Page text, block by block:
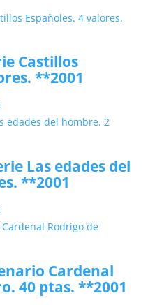
Castillos
**2001
Las edades del
**2001
Cardenal
40 ptas. **2001